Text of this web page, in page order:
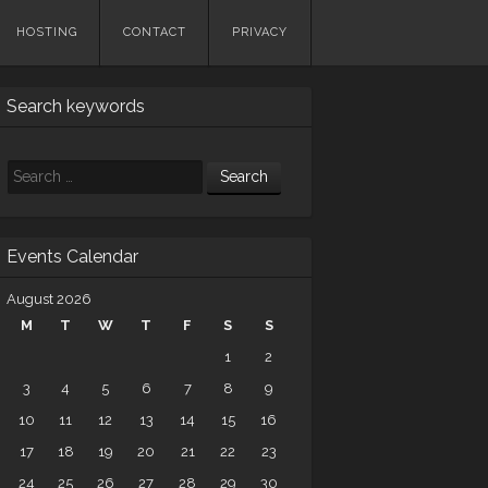
HOSTING CONTACT PRIVACY
Search keywords
Search
Events Calendar
August 2026
M
T W T F S
S
1
2
3
4 5 6 7 8
9
10
11 12 13 14 15
16
17
18 19 20 21 22
23
24
25 26 27 28 29
30